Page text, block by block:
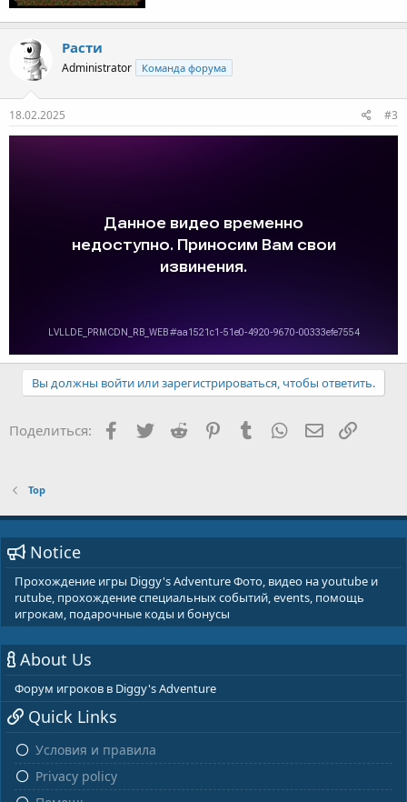
Расти
Administrator Команда форума
18.02.2025 #3
Вы должны войти или зарегистрироваться, чтобы ответить.
Поделиться: Facebook
Twitter Reddit PinterestTumblr WhatsApp
E-mail
Тор
Notice
Прохождение игры Diggy's Adventure Фото, видео на youtube и
rutube, прохождение специальных событий, events, помощь
игрокам, подарочные коды и бонусы
About Us
Форум игроков в Diggy's Adventure
Quick Links
Условия и правила
Privacy policy